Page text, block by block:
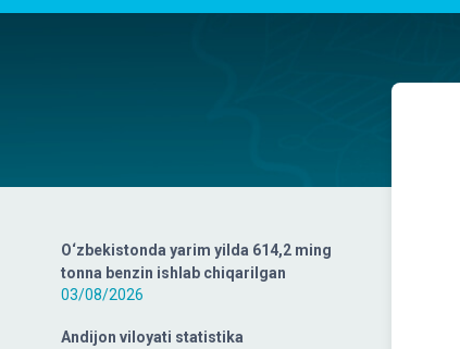
O‘zbekistonda yarim yilda 614,2 ming
tonna benzin ishlab chiqarilgan
03/08/2026
Andijon viloyati statistika